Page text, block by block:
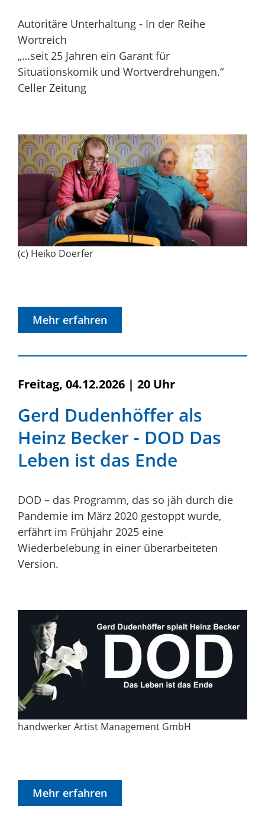
Autoritäre Unterhaltung - In der Reihe
Wortreich
„…seit 25 Jahren ein Garant für
Situationskomik und Wortverdrehungen.“
Celler Zeitung
(c) Heiko Doerfer
Mehr erfahren
Freitag, 04.12.2026 | 20 Uhr
Gerd Dudenhöffer als
Heinz Becker - DOD Das
Leben ist das Ende
DOD – das Programm, das so jäh durch die
Pandemie im März 2020 gestoppt wurde,
erfährt im Frühjahr 2025 eine
Wiederbelebung in einer überarbeiteten
Version.
handwerker Artist Management GmbH
Mehr erfahren